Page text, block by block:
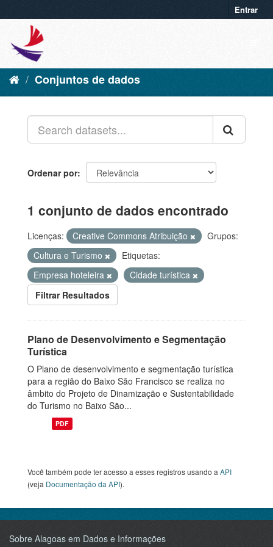
Entrar
Conjuntos de dados
Ordenar por
1 conjunto de dados encontrado
Licenças: Creative Commons Atribuição
Grupos:
Cultura e Turismo
Etiquetas:
Empresa hoteleira
Cidade turística
Filtrar Resultados
Plano de Desenvolvimento e Segmentação
Turística
O Plano de desenvolvimento e segmentação turística
para a região do Baixo São Francisco se realiza no
âmbito do Projeto de Dinamização e Sustentabilidade
do Turismo no Baixo São...
PDF
Você também pode ter acesso a esses registros usando a API
(veja Documentação da API).
Sobre Alagoas em Dados e Informações